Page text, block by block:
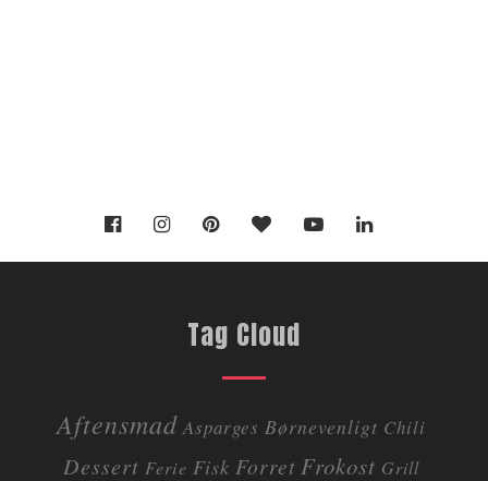
Tag Cloud
Aftensmad Asparges Børnevenligt Chili
Dessert Ferie Fisk ForretFrokost Grill